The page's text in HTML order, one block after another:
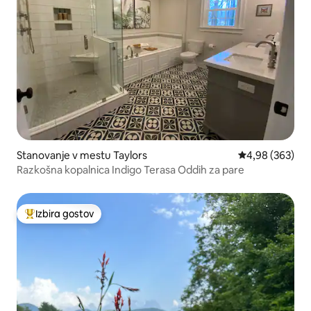
Stanovanje v mestu Taylors Povprečna
4,98 (363)
Razkošna kopalnica Indigo Terasa Oddih za pare
Najbolj priljubljena prenočišča z značko »Izbira gostov«
Izbira gostov